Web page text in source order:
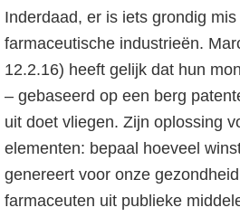
a
a
e
h
o
o
o
n
n
Inderdaad, er is iets grondig
farmaceutische industrieën.
12.2.16) heeft gelijk dat hun
– gebaseerd op een berg
uit doet vliegen. Zijn oplossing
elementen: bepaal hoeveel
genereert voor onze
farmaceuten uit publieke